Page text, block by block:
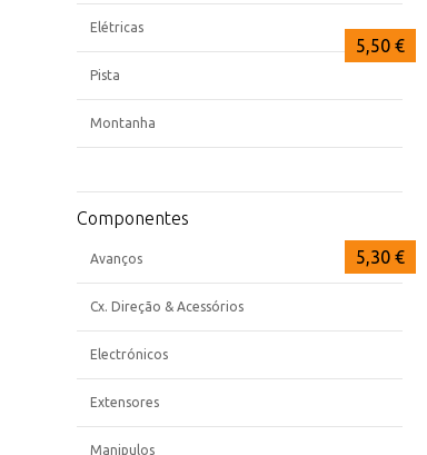
9,00 €
7,95 €
5,50 €
5,50 €
5,30 €
Elétricas
Pista
Montanha
Componentes
Avanços
Cx. Direção & Acessórios
Electrónicos
Extensores
Manipulos